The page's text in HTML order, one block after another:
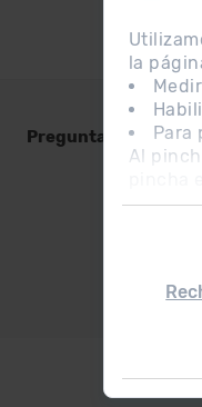
la
Para
Al
Preguntas